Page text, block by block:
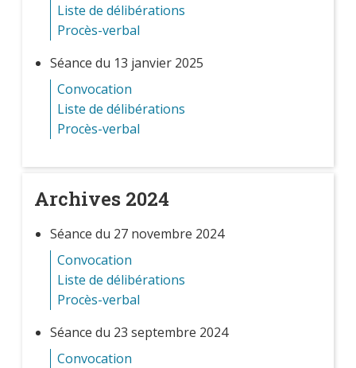
Liste de délibérations
Procès-verbal
Séance du 13 janvier 2025
Convocation
Liste de délibérations
Procès-verbal
Archives 2024
Séance du 27 novembre 2024
Convocation
Liste de délibérations
Procès-verbal
Séance du 23 septembre 2024
Convocation